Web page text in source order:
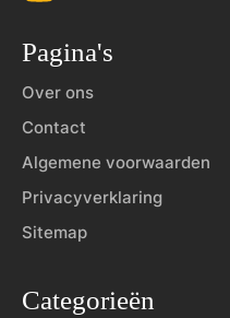
Pagina's
Over ons
Contact
Algemene voorwaarden
Privacyverklaring
Sitemap
Categorieën